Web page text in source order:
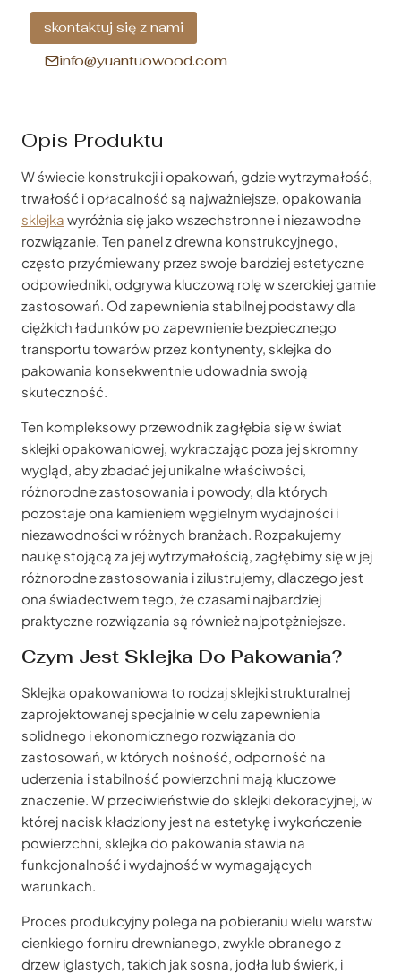
skontaktuj się z nami
info@yuantuowood.com
Opis Produktu
W świecie konstrukcji i opakowań, gdzie wytrzymałość,
trwałość i opłacalność są najważniejsze, opakowania
sklejka wyróżnia się jako wszechstronne i niezawodne
rozwiązanie. Ten panel z drewna konstrukcyjnego,
często przyćmiewany przez swoje bardziej estetyczne
odpowiedniki, odgrywa kluczową rolę w szerokiej gamie
zastosowań. Od zapewnienia stabilnej podstawy dla
ciężkich ładunków po zapewnienie bezpiecznego
transportu towarów przez kontynenty, sklejka do
pakowania konsekwentnie udowadnia swoją
skuteczność.
Ten kompleksowy przewodnik zagłębia się w świat
sklejki opakowaniowej, wykraczając poza jej skromny
wygląd, aby zbadać jej unikalne właściwości,
różnorodne zastosowania i powody, dla których
pozostaje ona kamieniem węgielnym wydajności i
niezawodności w różnych branżach. Rozpakujemy
naukę stojącą za jej wytrzymałością, zagłębimy się w jej
różnorodne zastosowania i zilustrujemy, dlaczego jest
ona świadectwem tego, że czasami najbardziej
praktyczne rozwiązania są również najpotężniejsze.
Czym Jest Sklejka Do Pakowania?
Sklejka opakowaniowa to rodzaj sklejki strukturalnej
zaprojektowanej specjalnie w celu zapewnienia
solidnego i ekonomicznego rozwiązania do
zastosowań, w których nośność, odporność na
uderzenia i stabilność powierzchni mają kluczowe
znaczenie. W przeciwieństwie do sklejki dekoracyjnej, w
której nacisk kładziony jest na estetykę i wykończenie
powierzchni, sklejka do pakowania stawia na
funkcjonalność i wydajność w wymagających
warunkach.
Proces produkcyjny polega na pobieraniu wielu warstw
cienkiego forniru drewnianego, zwykle obranego z
drzew iglastych, takich jak sosna, jodła lub świerk, i